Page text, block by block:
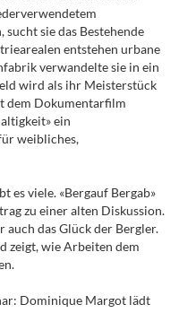
sie das Bestehende
entstehen urbane
verwandelte sie in ein
wird als ihr Meisterstück
dem Dokumentarfilm
ein
weibliches,
es viele. «Bergauf Bergab»
zu einer alten Diskussion.
auch das Glück der Bergler.
zeigt, wie Arbeiten dem
Dominique Margot lädt